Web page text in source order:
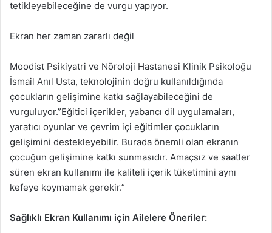
tetikleyebileceğine de vurgu yapıyor.
Ekran her zaman zararlı değil
Moodist Psikiyatri ve Nöroloji Hastanesi Klinik Psikoloğu
İsmail Anıl Usta, teknolojinin doğru kullanıldığında
çocukların gelişimine katkı sağlayabileceğini de
vurguluyor.”Eğitici içerikler, yabancı dil uygulamaları,
yaratıcı oyunlar ve çevrim içi eğitimler çocukların
gelişimini destekleyebilir. Burada önemli olan ekranın
çocuğun gelişimine katkı sunmasıdır. Amaçsız ve saatler
süren ekran kullanımı ile kaliteli içerik tüketimini aynı
kefeye koymamak gerekir.”
Sağlıklı Ekran Kullanımı için Ailelere Öneriler: